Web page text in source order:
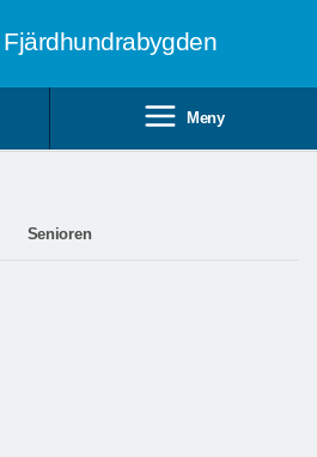
Fjärdhundrabygden
Meny
Senioren